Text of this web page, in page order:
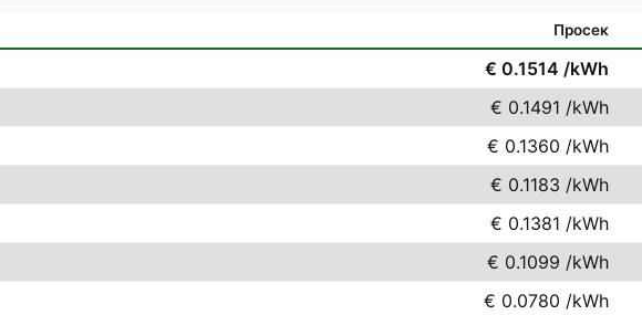
Просек
€ 0.1514 /kWh
€ 0.1491 /kWh
€ 0.1360 /kWh
€ 0.1183 /kWh
€ 0.1381 /kWh
€ 0.1099 /kWh
€ 0.0780 /kWh